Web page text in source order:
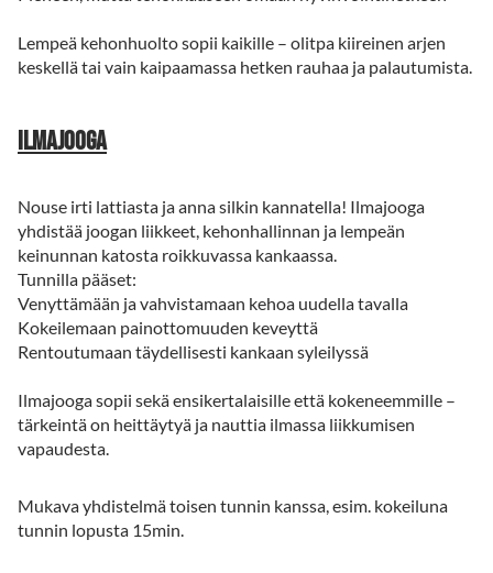
Lempeä kehonhuolto sopii kaikille – olitpa kiireinen arjen
keskellä tai vain kaipaamassa hetken rauhaa ja palautumista.
Ilmajooga
Nouse irti lattiasta ja anna silkin kannatella! Ilmajooga
yhdistää joogan liikkeet, kehonhallinnan ja lempeän
keinunnan katosta roikkuvassa kankaassa.
Tunnilla pääset:
Venyttämään ja vahvistamaan kehoa uudella tavalla
Kokeilemaan painottomuuden keveyttä
Rentoutumaan täydellisesti kankaan syleilyssä
Ilmajooga sopii sekä ensikertalaisille että kokeneemmille –
tärkeintä on heittäytyä ja nauttia ilmassa liikkumisen
vapaudesta.
Mukava yhdistelmä toisen tunnin kanssa, esim. kokeiluna
tunnin lopusta 15min.